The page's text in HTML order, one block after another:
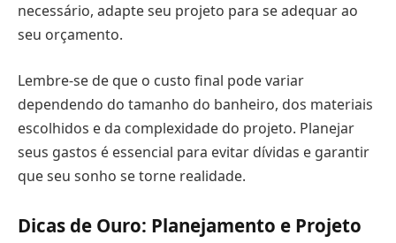
necessário, adapte seu projeto para se adequar ao
seu orçamento.
Lembre-se de que o custo final pode variar
dependendo do tamanho do banheiro, dos materiais
escolhidos e da complexidade do projeto. Planejar
seus gastos é essencial para evitar dívidas e garantir
que seu sonho se torne realidade.
Dicas de Ouro: Planejamento e Projeto